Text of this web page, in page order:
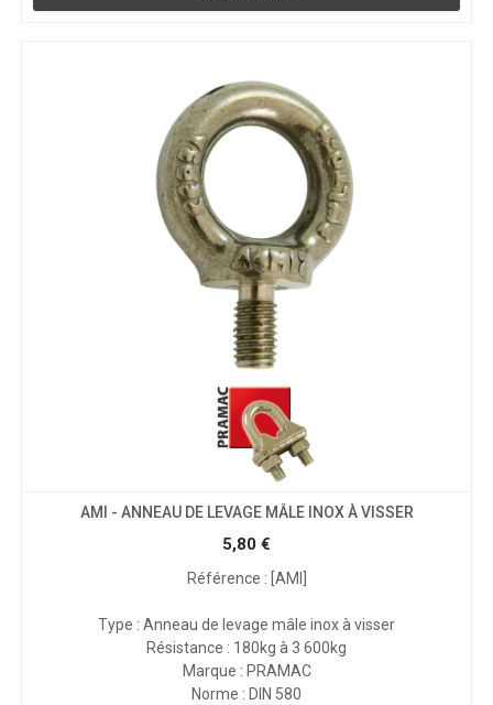
AMI - ANNEAU DE LEVAGE MÂLE INOX À VISSER
5,80 €
Référence : [AMI]
Type : Anneau de levage mâle inox à visser
Résistance : 180kg à 3 600kg
Marque : PRAMAC
Norme : DIN 580